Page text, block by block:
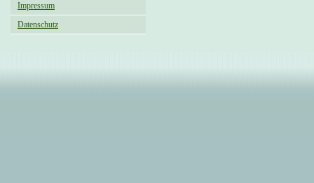
Impressum
Datenschutz